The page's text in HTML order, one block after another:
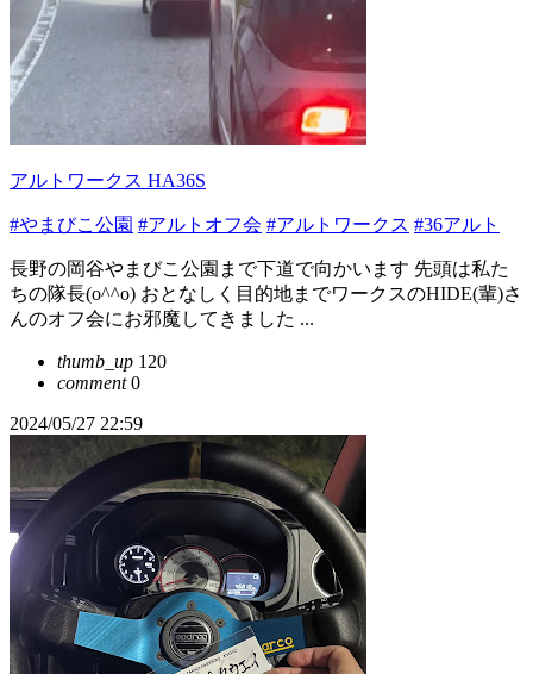
アルトワークス HA36S
#やまびこ公園 #アルトオフ会 #アルトワークス #36アルト
長野の岡谷やまびこ公園まで下道で向かいます 先頭は私た
ちの隊長(o^^o) おとなしく目的地までワークスのHIDE(輩)さ
んのオフ会にお邪魔してきました ...
thumb_up 120
comment0
2024/05/27 22:59